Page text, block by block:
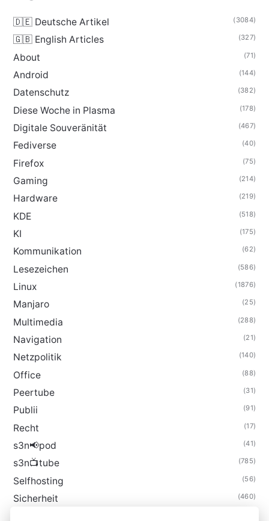
🇩🇪 Deutsche Artikel (3084)
🇬🇧 English Articles (327)
About (71)
Android (144)
Datenschutz (382)
Diese Woche in Plasma (178)
Digitale Souveränität (467)
Fediverse (40)
Firefox (75)
Gaming (214)
Hardware (219)
KDE (518)
KI (175)
Kommunikation (62)
Lesezeichen (586)
Linux (1876)
Manjaro (25)
Multimedia (288)
Navigation (21)
Netzpolitik (140)
Office (88)
Peertube (31)
Publii (91)
Recht (17)
s3n📢pod (41)
s3n📺tube (785)
Selfhosting (56)
Sicherheit (460)